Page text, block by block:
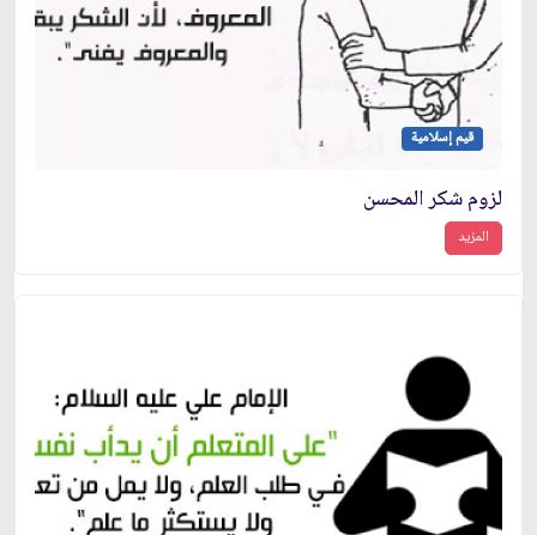
قيم إسلامية
لزوم شكر المحسن
المزيد